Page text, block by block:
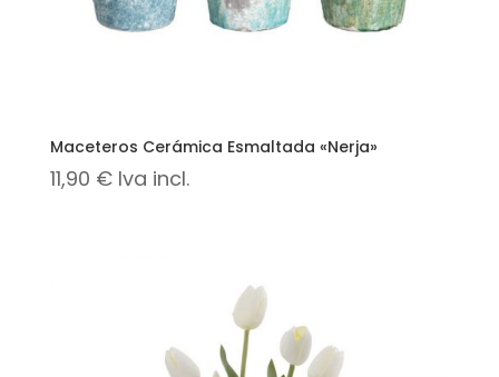
Maceteros Cerámica Esmaltada «Nerja»
11,90 € Iva incl.